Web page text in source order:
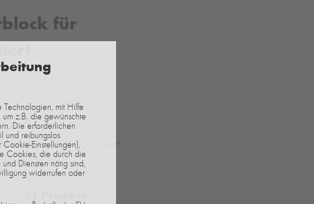
für
Gruppe
nominiert.
mit Hilfe
z.B. die gewünschte
Die erforderlichen
und reibungslos
Einstellungen),
Cookies, die durch die
Diensten nötig sind,
widerrufen oder